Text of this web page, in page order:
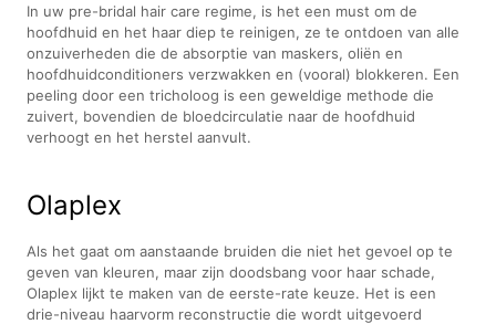
In uw pre-bridal hair care regime, is het een must om de
hoofdhuid en het haar diep te reinigen, ze te ontdoen van alle
onzuiverheden die de absorptie van maskers, oliën en
hoofdhuidconditioners verzwakken en (vooral) blokkeren. Een
peeling door een tricholoog is een geweldige methode die
zuivert, bovendien de bloedcirculatie naar de hoofdhuid
verhoogt en het herstel aanvult.
Olaplex
Als het gaat om aanstaande bruiden die niet het gevoel op te
geven van kleuren, maar zijn doodsbang voor haar schade,
Olaplex lijkt te maken van de eerste-rate keuze. Het is een
drie-niveau haarvorm reconstructie die wordt uitgevoerd